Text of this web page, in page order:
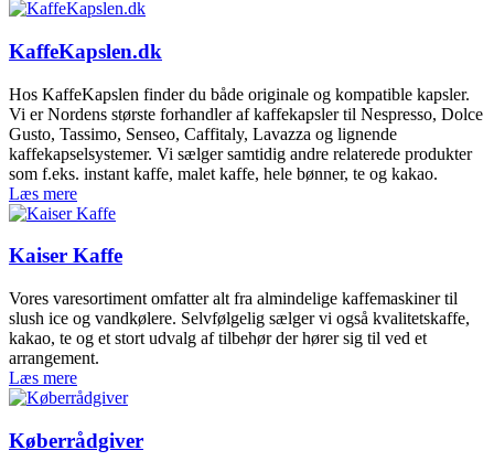
KaffeKapslen.dk
Hos KaffeKapslen finder du både originale og kompatible kapsler.
Vi er Nordens største forhandler af kaffekapsler til Nespresso, Dolce
Gusto, Tassimo, Senseo, Caffitaly, Lavazza og lignende
kaffekapselsystemer. Vi sælger samtidig andre relaterede produkter
som f.eks. instant kaffe, malet kaffe, hele bønner, te og kakao.
Læs mere
Kaiser Kaffe
Vores varesortiment omfatter alt fra almindelige kaffemaskiner til
slush ice og vandkølere. Selvfølgelig sælger vi også kvalitetskaffe,
kakao, te og et stort udvalg af tilbehør der hører sig til ved et
arrangement.
Læs mere
Køberrådgiver